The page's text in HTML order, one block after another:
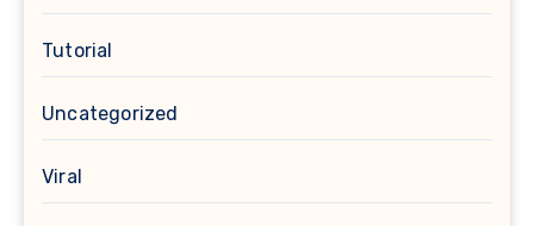
Tutorial
Uncategorized
Viral